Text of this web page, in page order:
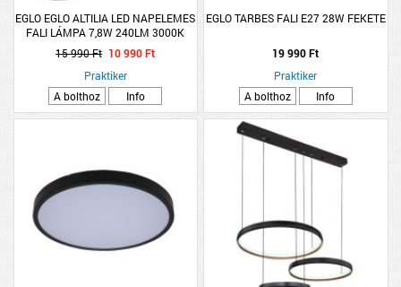
EGLO EGLO ALTILIA LED NAPELEMES
FALI LÁMPA 7,8W 240LM 3000K
IP44 MOZGÁSÉRZÉKELŐS 22,4CM
FEKETE
15 990 Ft 10 990 Ft
Praktiker
A bolthoz
Info
EGLO TARBES FALI E27 28W FEKETE
19 990 Ft
Praktiker
A bolthoz
Info